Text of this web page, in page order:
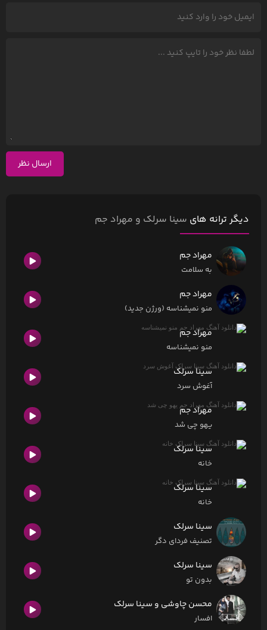
ارسال نظر
دیگر ترانه های سینا سرلک و مهراد جم
مهراد جم
به سلامت
مهراد جم
منو نمیشناسه (ورژن جدید)
مهراد جم
منو نمیشناسه
سینا سرلک
آغوش سرد
مهراد جم
یهو چی شد
سینا سرلک
خانه
سینا سرلک
خانه
سینا سرلک
تصنیف فردای دگر
سینا سرلک
بدون تو
محسن چاوشی و سینا سرلک
افسار